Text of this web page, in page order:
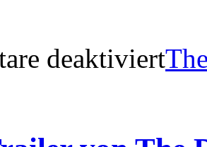
deaktiviert